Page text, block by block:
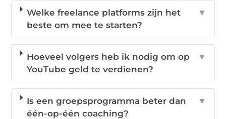
Welke freelance platforms zijn het
beste om mee te starten?
▼
Hoeveel volgers heb ik nodig om op
YouTube geld te verdienen?
▼
Is een groepsprogramma beter dan
één-op-één coaching?
▼